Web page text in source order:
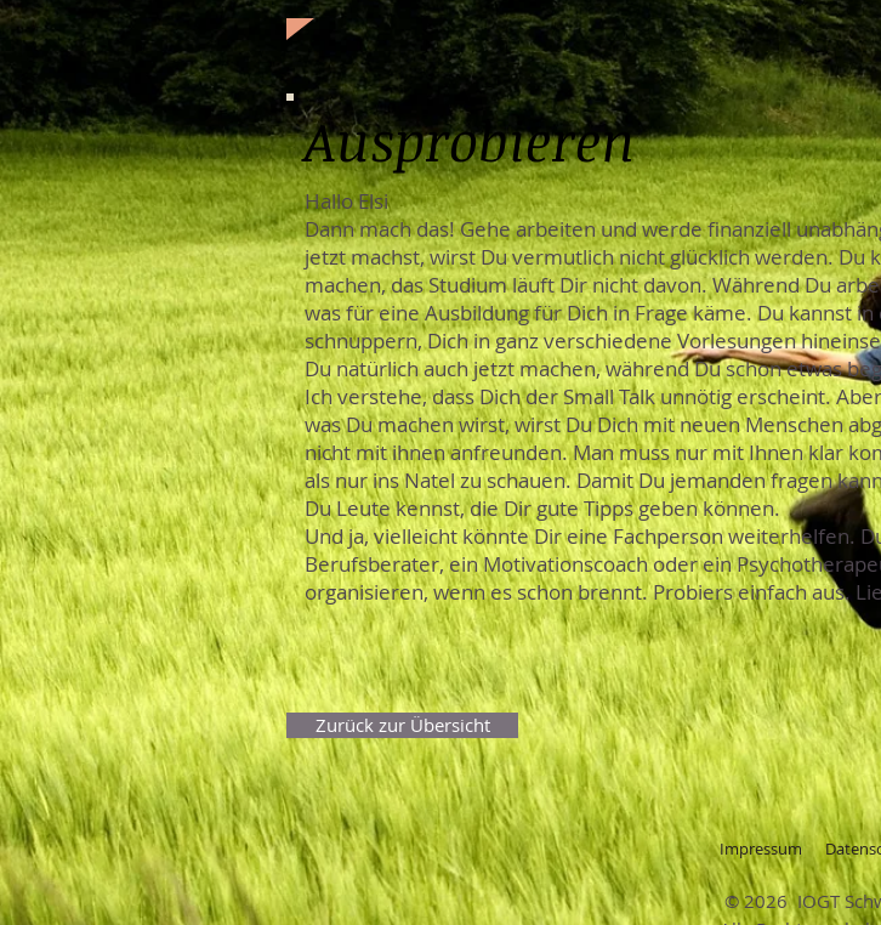
Ausprobieren
Hallo Elsi
Dann mach das! Gehe arbeiten und werde finanziell
jetzt machst, wirst Du vermutlich nicht glücklich werden. Du
machen, das Studium läuft Dir nicht davon. Während Du
was für eine Ausbildung für Dich in Frage käme. Du kannst
schnuppern, Dich in ganz verschiedene Vorlesungen
Du natürlich auch jetzt machen, während Du schon etwas
Ich verstehe, dass Dich der Small Talk unnötig erscheint.
was Du machen wirst, wirst Du Dich mit neuen Menschen
nicht mit ihnen anfreunden. Man muss nur mit Ihnen klar
als nur ins Natel zu schauen. Damit Du jemanden fragen
Du Leute kennst, die Dir gute Tipps geben können.
Und ja, vielleicht könnte Dir eine Fachperson weiterhelfen.
Berufsberater, ein Motivationscoach oder ein
organisieren, wenn es schon brennt. Probiers einfach aus.
Zurück zur Übersicht
Impressum
© 2026 IOGT